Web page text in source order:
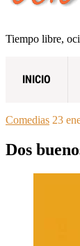
Tiempo libre,
INICIO
Comedias 23
Dos